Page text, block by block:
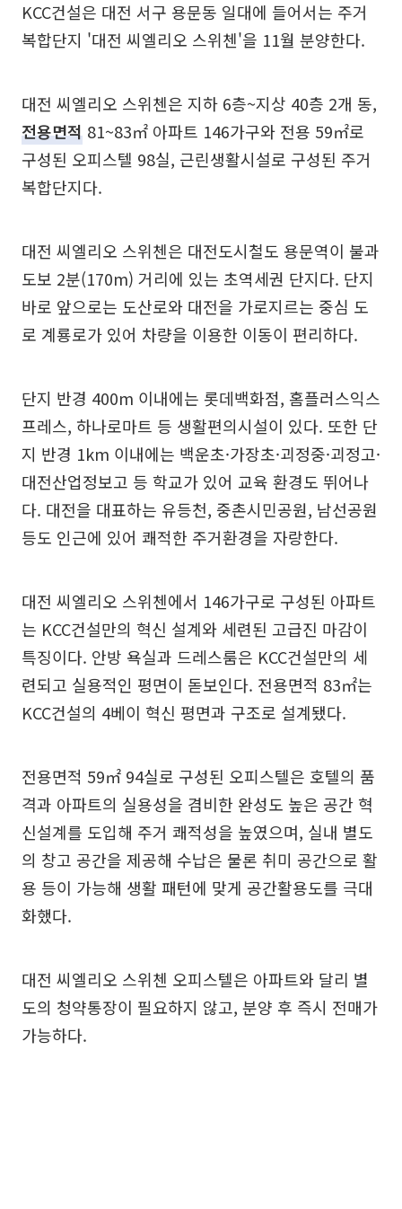
KCC건설은 대전 서구 용문동 일대에 들어서는 주거
복합단지 '대전 씨엘리오 스위첸'을 11월 분양한다.
대전 씨엘리오 스위첸은 지하 6층~지상 40층 2개 동,
전용면적 81~83㎡ 아파트 146가구와 전용 59㎡로
구성된 오피스텔 98실, 근린생활시설로 구성된 주거
복합단지다.
대전 씨엘리오 스위첸은 대전도시철도 용문역이 불과
도보 2분(170m) 거리에 있는 초역세권 단지다. 단지
바로 앞으로는 도산로와 대전을 가로지르는 중심 도
로 계룡로가 있어 차량을 이용한 이동이 편리하다.
단지 반경 400m 이내에는 롯데백화점, 홈플러스익스
프레스, 하나로마트 등 생활편의시설이 있다. 또한 단
지 반경 1km 이내에는 백운초·가장초·괴정중·괴정고·
대전산업정보고 등 학교가 있어 교육 환경도 뛰어나
다. 대전을 대표하는 유등천, 중촌시민공원, 남선공원
등도 인근에 있어 쾌적한 주거환경을 자랑한다.
대전 씨엘리오 스위첸에서 146가구로 구성된 아파트
는 KCC건설만의 혁신 설계와 세련된 고급진 마감이
특징이다. 안방 욕실과 드레스룸은 KCC건설만의 세
련되고 실용적인 평면이 돋보인다. 전용면적 83㎡는
KCC건설의 4베이 혁신 평면과 구조로 설계됐다.
전용면적 59㎡ 94실로 구성된 오피스텔은 호텔의 품
격과 아파트의 실용성을 겸비한 완성도 높은 공간 혁
신설계를 도입해 주거 쾌적성을 높였으며, 실내 별도
의 창고 공간을 제공해 수납은 물론 취미 공간으로 활
용 등이 가능해 생활 패턴에 맞게 공간활용도를 극대
화했다.
대전 씨엘리오 스위첸 오피스텔은 아파트와 달리 별
도의 청약통장이 필요하지 않고, 분양 후 즉시 전매가
가능하다.